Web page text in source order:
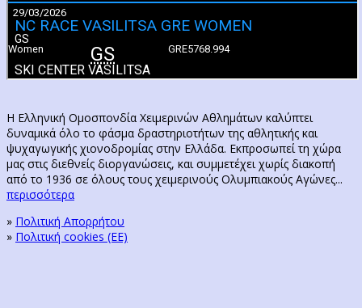
Η Ελληνική Ομοσπονδία Χειμερινών Αθλημάτων καλύπτει
δυναμικά όλο το φάσμα δραστηριοτήτων της αθλητικής και
ψυχαγωγικής χιονοδρομίας στην Ελλάδα. Εκπροσωπεί τη χώρα
μας στις διεθνείς διοργανώσεις, και συμμετέχει χωρίς διακοπή
από το 1936 σε όλους τους χειμερινούς Ολυμπιακούς Αγώνες...
περισσότερα
» Πολιτική Απορρήτου
» Πολιτική cookies (ΕΕ)